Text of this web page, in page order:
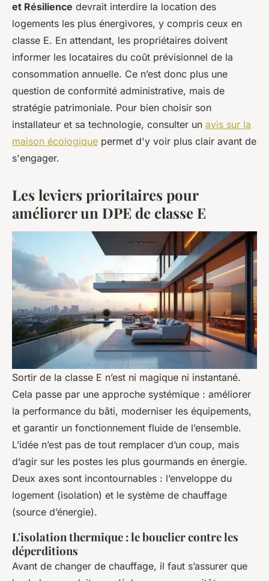
et Résilience devrait interdire la location des
logements les plus énergivores, y compris ceux en
classe E. En attendant, les propriétaires doivent
informer les locataires du coût prévisionnel de la
consommation annuelle. Ce n’est donc plus une
question de conformité administrative, mais de
stratégie patrimoniale. Pour bien choisir son
installateur et sa technologie, consulter un avis sur la
maison écologique permet d'y voir plus clair avant de
s'engager.
Les leviers prioritaires pour
améliorer un DPE de classe E
Sortir de la classe E n’est ni magique ni instantané.
Cela passe par une approche systémique : améliorer
la performance du bâti, moderniser les équipements,
et garantir un fonctionnement fluide de l’ensemble.
L’idée n’est pas de tout remplacer d’un coup, mais
d’agir sur les postes les plus gourmands en énergie.
Deux axes sont incontournables : l’enveloppe du
logement (isolation) et le système de chauffage
(source d’énergie).
L'isolation thermique : le bouclier contre les
déperditions
Avant de changer de chauffage, il faut s’assurer que